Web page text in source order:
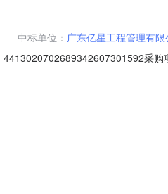
中标单位： 广东亿星工程管理有限
采购
项：无（属于非行政管理的中介
额为准。选取中介机构方式：方